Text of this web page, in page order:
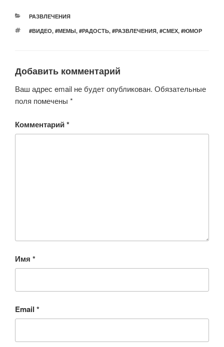
er e
b
k
A kl
ni
ki
РУБРИКИ
РАЗВЛЕЧЕНИЯ
МЕТКИ
#ВИДЕО, #МЕМЫ, #РАДОСТЬ, #РАЗВЛЕЧЕНИЯ, #СМЕХ, #ЮМОР
Добавить комментарий
Ваш адрес email не будет опубликован. Обязательные
поля помечены *
Комментарий*
Имя *
Email *